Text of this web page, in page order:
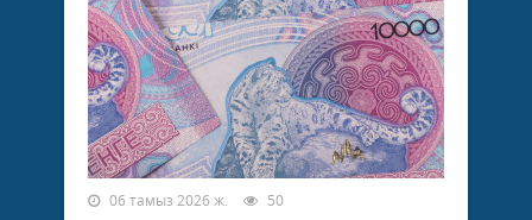
06 тамыз 2026 ж. 50